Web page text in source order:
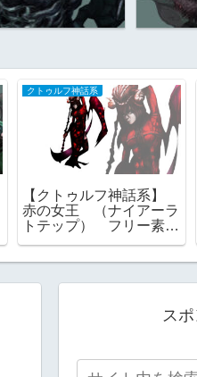
クトゥルフ神話系
【クトゥルフ神話系】
赤の女王 （ナイアーラ
トテップ） フリー素
ス